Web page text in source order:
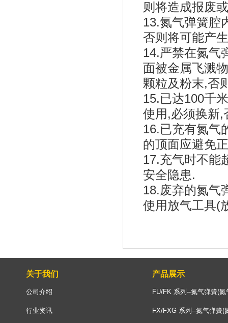
则将造成报废
13.氮气弹簧腔
否则将可能产
14.严禁在氮气
面被金属飞溅
颗粒及粉末,否
15.已达100千
使用,必须换新,
16.已充有氮气
的顶面应避免
17.充气时不能
安全隐患.
18.废弃的氮气
使用放气工具(
关于我们 产品展示
公司介绍 FU/FK 系列--氮气弹簧(氮
行业资讯 FX/FXG 系列--氮气弹簧(